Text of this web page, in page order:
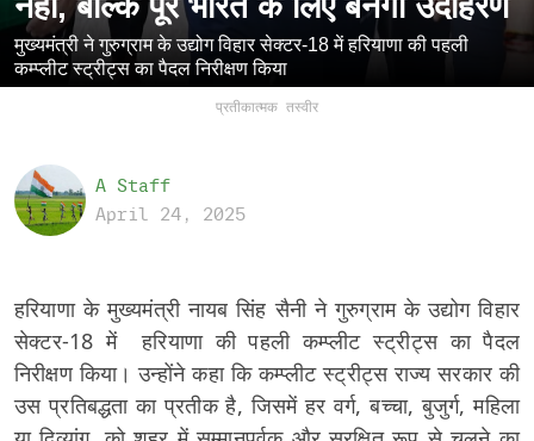
मुख्यमंत्री ने गुरुग्राम के उद्योग विहार सेक्टर-18 में हरियाणा की पहली
कम्प्लीट स्ट्रीट्स का पैदल निरीक्षण किया
प्रतीकात्मक तस्वीर
A Staff
April 24, 2025
हरियाणा के मुख्यमंत्री नायब सिंह सैनी ने गुरुग्राम के उद्योग विहार
सेक्टर-18 में हरियाणा की पहली कम्प्लीट स्ट्रीट्स का पैदल
निरीक्षण किया। उन्होंने कहा कि कम्प्लीट स्ट्रीट्स राज्य सरकार की
उस प्रतिबद्धता का प्रतीक है, जिसमें हर वर्ग, बच्चा, बुजुर्ग, महिला